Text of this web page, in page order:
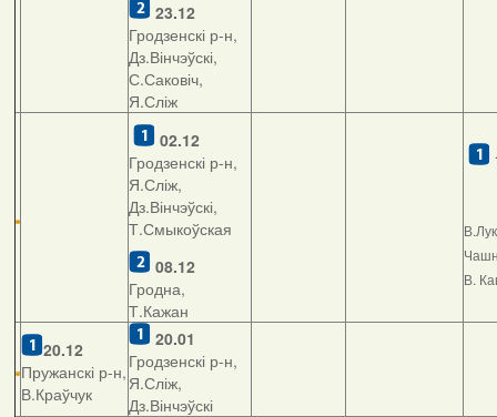
23.12
Гродзенскі р-н,
Дз.Вінчэўскі,
С.Саковіч,
Я.Сліж
02.12
Гродзенскі р-н,
Я.Сліж,
Дз.Вінчэўскі,
Т.Смыкоўская
08.12
Гродна,
Т.Кажан
В.
20.12
Пружанскі р-н,
В.Краўчук
20.01
Гродзенскі р-н,
Я.Сліж,
Дз.Вінчэўскі